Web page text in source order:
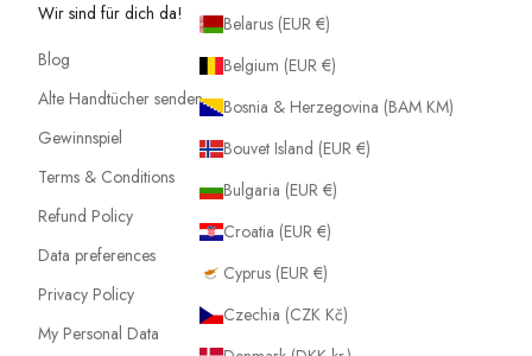
Wir sind für dich da!
Blog
Alte Handtücher senden
Gewinnspiel
Terms & Conditions
Refund Policy
Data preferences
Privacy Policy
My Personal Data
Belarus (EUR €)
Belgium (EUR €)
Bosnia & Herzegovina (BAM КМ)
Bouvet Island (EUR €)
Bulgaria (EUR €)
Croatia (EUR €)
Cyprus (EUR €)
Czechia (CZK Kč)